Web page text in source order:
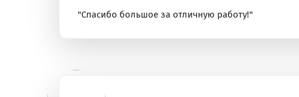
"Спасибо большое за отличную работу!"